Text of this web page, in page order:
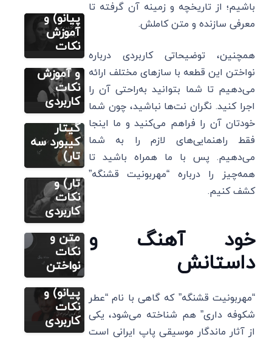
باشیم؛ از تاریخچه و زمینه آن گرفته تا
معرفی سازنده و متن کاملش.
همچنین، توضیحاتی کاربردی درباره
نواختن این قطعه با سازهای مختلف ارائه
می‌دهیم تا شما بتوانید به‌راحتی آن را
اجرا کنید. نگران نت‌ها نباشید، چون شما
خودتان آن را فراهم می‌کنید و ما اینجا
فقط راهنمایی‌های لازم را به شما
می‌دهیم. پس با ما همراه باشید تا
همه‌چیز را درباره “مهربونیت قشنگه”
کشف کنیم.
خود آهنگ و
داستانش
“مهربونیت قشنگه” که گاهی با نام “عطر
شکوفه داری” هم شناخته می‌شود، یکی
از آثار ماندگار موسیقی پاپ ایرانی است
پیانو) و
آموزش
نکات
نت
همیشگی
شادمهر
برای پیانو
و آموزش
نکات
کاربردی
نت رایگان
فارسی (پیانو
گیتار ویولن
سنتور)
نت
همزبونم
باش (پیانو
ویولن
سنتور
گیتار
کیبورد سه
تار)
نت رایگان
فارسی (پیانو
گیتار ویولن
سنتور)
نت نوایی
(سه تار
گیتار
پیانو سه
تار فلوت
تار) و
نکات
کاربردی
نت رایگان
فارسی (پیانو
گیتار ویولن
سنتور)
نت مداد
رنگی ابی
(ویولن
گیتار
پیانو) با
متن و
نکات
نواختن
نت رایگان
فارسی (پیانو
گیتار ویولن
سنتور)
نت گل
گلدون
شهرام
صولتی
(ویولن و
پیانو) و
نکات
کاربردی